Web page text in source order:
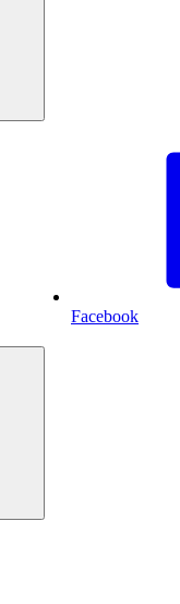
Facebook